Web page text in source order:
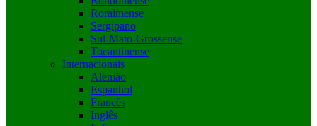
Roraimense
Sergipano
Sul-Mato-Grossense
Tocantinense
Internacionais
Alemão
Espanhol
Francês
Inglês